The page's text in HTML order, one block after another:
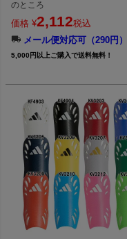
のところ
価格 ¥2,112税込
メール便対応可（290円）
5,000円以上ご購入で送料無料！